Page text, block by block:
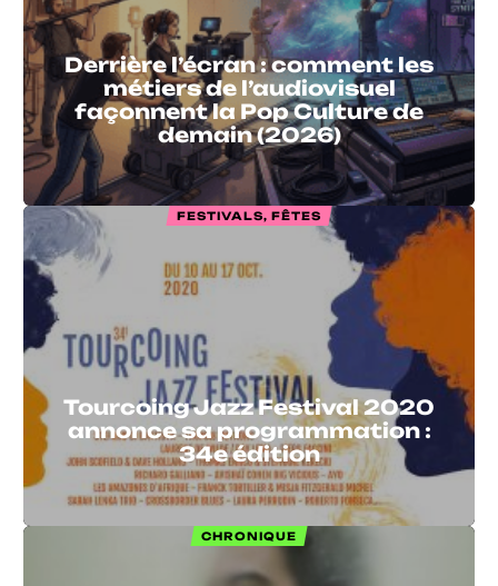
Derrière l’écran : comment les
métiers de l’audiovisuel
façonnent la Pop Culture de
demain (2026)
FESTIVALS, FÊTES
Tourcoing Jazz Festival 2020
annonce sa programmation :
34e édition
CHRONIQUE